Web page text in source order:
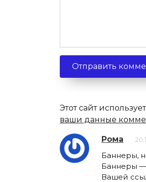
Этот сайт
ваши данные
Рома
Баннеры,
Баннеры —
Вашей